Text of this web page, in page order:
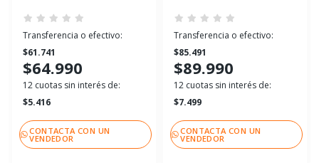
Transferencia o efectivo:
$61.741
$64.990
12 cuotas sin interés de:
$5.416
CONTACTA CON UN
VENDEDOR
Transferencia o efectivo:
$85.491
$89.990
12 cuotas sin interés de:
$7.499
CONTACTA CON UN
VENDEDOR